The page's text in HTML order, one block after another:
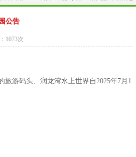
公告
1073次
游码头、润龙湾水上世界自2025年7月1